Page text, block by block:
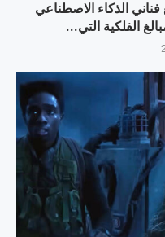
فناني الذكاء الاصطناعي
الفلكية التي...